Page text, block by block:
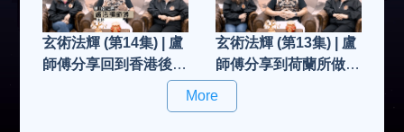
玄術法輝 (第14集) | 盧
師傅分享回到香港後求
玄術法輝 (第13集) | 盧
師傅分享到荷蘭所做法
事、求助善信個案
More